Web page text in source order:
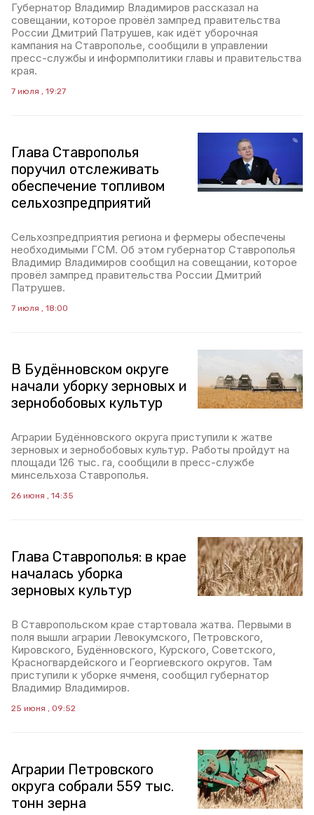
Губернатор Владимир Владимиров рассказал на
совещании, которое провёл зампред правительства
России Дмитрий Патрушев, как идёт уборочная
кампания на Ставрополье, сообщили в управлении
пресс-службы и информполитики главы и правительства
края.
7 июля , 19:27
Глава Ставрополья
поручил отслеживать
обеспечение топливом
сельхозпредприятий
Сельхозпредприятия региона и фермеры обеспечены
необходимыми ГСМ. Об этом губернатор Ставрополья
Владимир Владимиров сообщил на совещании, которое
провёл зампред правительства России Дмитрий
Патрушев.
7 июля , 18:00
В Будённовском округе
начали уборку зерновых и
зернобобовых культур
Аграрии Будённовского округа приступили к жатве
зерновых и зернобобовых культур. Работы пройдут на
площади 126 тыс. га, сообщили в пресс-службе
минсельхоза Ставрополья.
26 июня , 14:35
Глава Ставрополья: в крае
началась уборка
зерновых культур
В Ставропольском крае стартовала жатва. Первыми в
поля вышли аграрии Левокумского, Петровского,
Кировского, Будённовского, Курского, Советского,
Красногвардейского и Георгиевского округов. Там
приступили к уборке ячменя, сообщил губернатор
Владимир Владимиров.
25 июня , 09:52
Аграрии Петровского
округа собрали 559 тыс.
тонн зерна